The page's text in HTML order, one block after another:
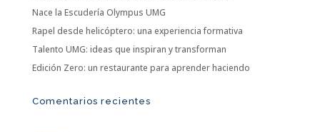
Nace la Escudería Olympus UMG
Rapel desde helicóptero: una experiencia formativa
Talento UMG: ideas que inspiran y transforman
Edición Zero: un restaurante para aprender haciendo
Comentarios recientes